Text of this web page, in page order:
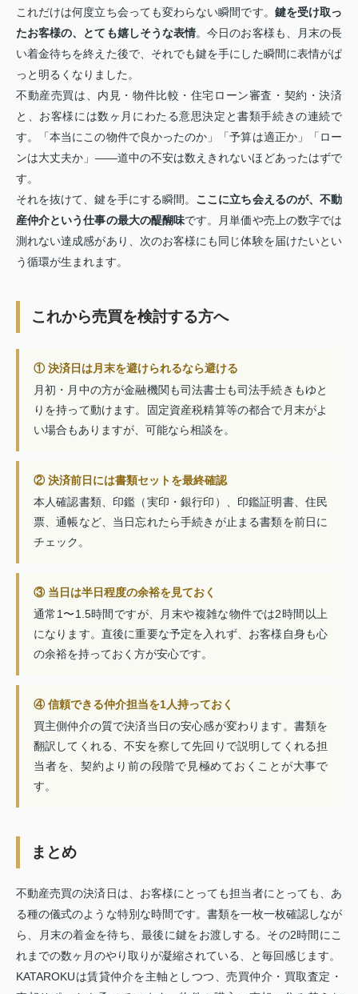
これだけは何度立ち会っても変わらない瞬間です。 鍵を受け取っ
たお客様の、とても嬉しそうな表情。今日のお客様も、月末の長
い着金待ちを終えた後で、それでも鍵を手にした瞬間に表情がぱ
っと明るくなりました。
不動産売買は、内見・物件比較・住宅ローン審査・契約・決済
と、お客様には数ヶ月にわたる意思決定と書類手続きの連続で
す。「本当にこの物件で良かったのか」「予算は適正か」「ロー
ンは大丈夫か」——道中の不安は数えきれないほどあったはずで
す。
それを抜けて、鍵を手にする瞬間。 ここに立ち会えるのが、不動
産仲介という仕事の最大の醍醐味です。月単価や売上の数字では
測れない達成感があり、次のお客様にも同じ体験を届けたいとい
う循環が生まれます。
これから売買を検討する方へ
① 決済日は月末を避けられるなら避ける
月初・月中の方が金融機関も司法書士も司法手続きもゆと
りを持って動けます。固定資産税精算等の都合で月末がよ
い場合もありますが、可能なら相談を。
② 決済前日には書類セットを最終確認
本人確認書類、印鑑（実印・銀行印）、印鑑証明書、住民
票、通帳など、当日忘れたら手続きが止まる書類を前日に
チェック。
③ 当日は半日程度の余裕を見ておく
通常1〜1.5時間ですが、月末や複雑な物件では2時間以上
になります。直後に重要な予定を入れず、お客様自身も心
の余裕を持っておく方が安心です。
④ 信頼できる仲介担当を1人持っておく
買主側仲介の質で決済当日の安心感が変わります。書類を
翻訳してくれる、不安を察して先回りで説明してくれる担
当者を、契約より前の段階で見極めておくことが大事で
す。
まとめ
不動産売買の決済日は、お客様にとっても担当者にとっても、あ
る種の儀式のような特別な時間です。書類を一枚一枚確認しなが
ら、月末の着金を待ち、最後に鍵をお渡しする。その2時間にこ
れまでの数ヶ月のやり取りが凝縮されている、と毎回感じます。
KATAROKUは賃貸仲介を主軸としつつ、売買仲介・買取査定・